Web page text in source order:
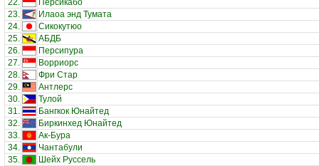
22.
Персикабо
23.
Илаоа энд Тумата
24.
Сикокутюо
25.
АБДБ
26.
Персипура
27.
Ворриорс
28.
Фри Стар
29.
Антлерс
30.
Тулой
31.
Бангкок Юнайтед
32.
Биркинхед Юнайтед
33.
Ак-Бура
34.
Чантабули
35.
Шейх Руссель